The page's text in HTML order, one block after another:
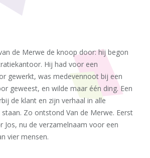
de Merwe de knoop door: hij begon
Hij had voor een
gewerkt, was medevennoot bij een
geweest, en wilde maar één ding. Een
de klant en zijn verhaal in alle
Zo ontstond Van de Merwe. Eerst
Jos, nu de verzamelnaam voor een
vier mensen.